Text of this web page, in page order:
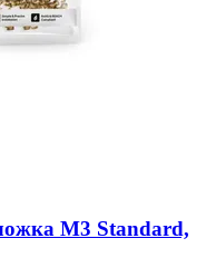
M3 Standard,